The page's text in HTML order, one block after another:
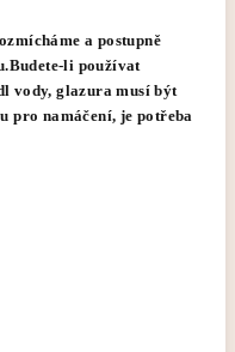
a postupně
li používat
vody, glazura musí být
pro namáčení, je potřeba